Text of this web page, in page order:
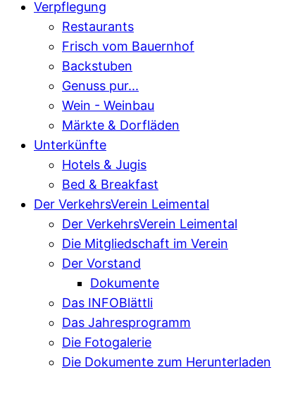
Verpflegung
Restaurants
Frisch vom Bauernhof
Backstuben
Genuss pur...
Wein - Weinbau
Märkte & Dorfläden
Unterkünfte
Hotels & Jugis
Bed & Breakfast
Der VerkehrsVerein Leimental
Der VerkehrsVerein Leimental
Die Mitgliedschaft im Verein
Der Vorstand
Dokumente
Das INFOBlättli
Das Jahresprogramm
Die Fotogalerie
Die Dokumente zum Herunterladen